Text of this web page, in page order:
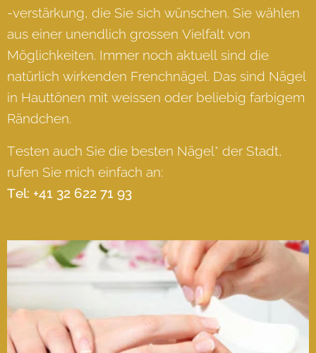
-verstärkung, die Sie sich wünschen. Sie wählen
aus einer unendlich grossen Vielfalt von
Möglichkeiten. Immer noch aktuell sind die
natürlich wirkenden Frenchnägel. Das sind Nägel
in Hauttönen mit weissen oder beliebig farbigem
Rändchen.
Testen auch Sie die besten Nägel* der Stadt,
rufen Sie mich einfach an:
Tel: +41 32 622 71 93